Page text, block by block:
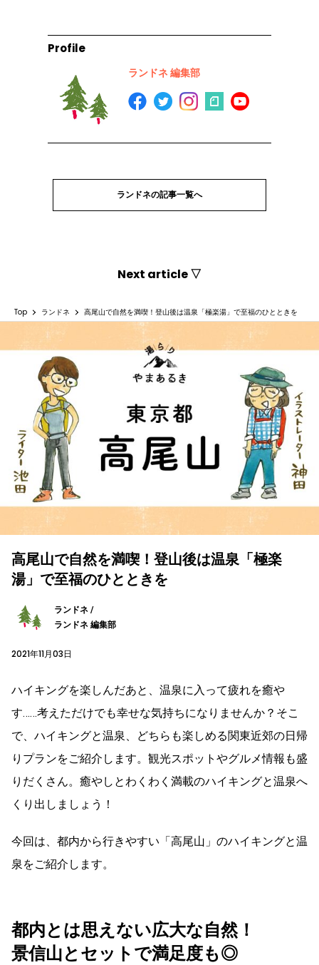
Profile
ランドネ 編集部
ランドネの記事一覧へ
Next article ▽
Top ランドネ 高尾山で自然を満喫！登山後は温泉「極楽湯」で至福のひとときを
高尾山で自然を満喫！登山後は温泉「極楽
湯」で至福のひとときを
ランドネ /
ランドネ 編集部
2021年11月03日
ハイキングを楽しんだあと、温泉に入って疲れを癒や
す……考えただけでも幸せな気持ちになりませんか？そこ
で、ハイキングと温泉、どちらも楽しめる関東近郊の日帰
りプランをご紹介します。観光スポットやグルメ情報も盛
りだくさん。癒やしとわくわく満載のハイキングと温泉へ
くり出しましょう！
今回は、都内から行きやすい「高尾山」のハイキングと温
泉をご紹介します。
都内とは思えない広大な自然！
景信山とセットで満足度も◎